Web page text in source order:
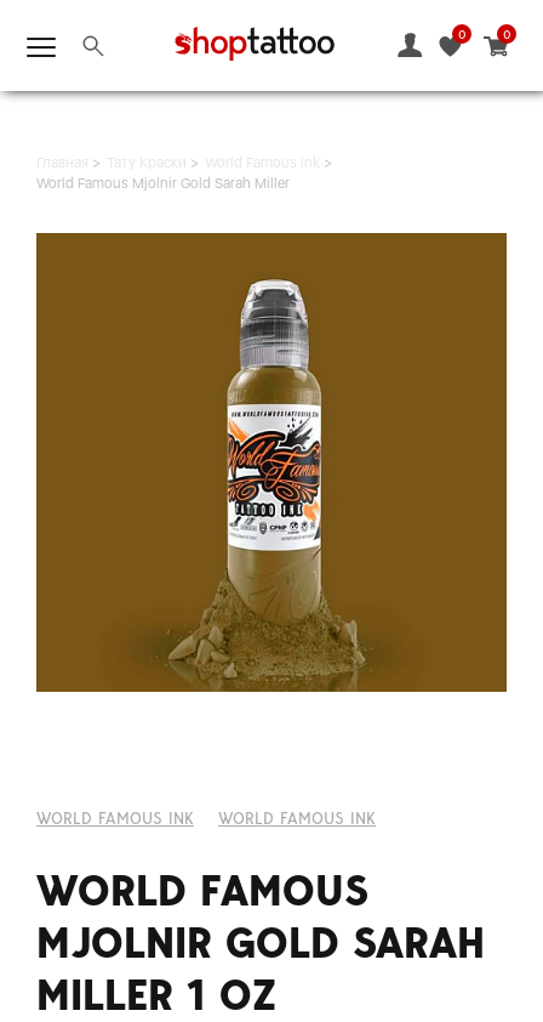
0
0
Главная Тату Краски
World Famous ink
World Famous Mjolnir Gold Sarah Miller
WORLD FAMOUS INK WORLD FAMOUS INK
WORLD FAMOUS
MJOLNIR GOLD SARAH
MILLER 1 OZ